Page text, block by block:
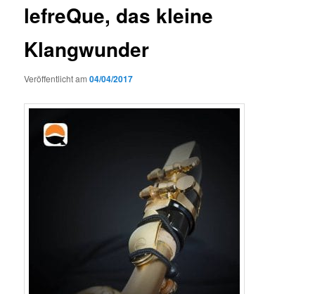
lefreQue, das kleine
Klangwunder
Veröffentlicht am04/04/2017